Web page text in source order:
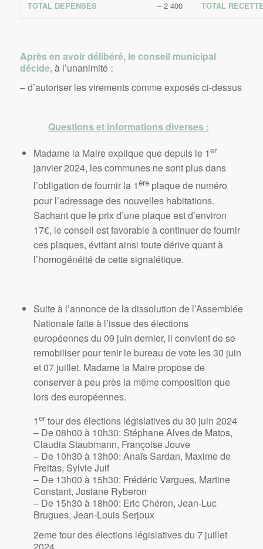
TOTAL DEPENSES – 2 400 TOTAL
Après en avoir délibéré, le conseil municipal
décide,à l’unanimité:
– d’autoriser les virements comme exposés ci-dessus
Questions et informations diverses :
Madame la Maire explique que depuis le 1er
janvier 2024, les communes ne sont plus dans
l’obligation de fournir la 1èreplaque de numéro
pour l’adressage des nouvelles habitations.
Sachant que le prix d’une plaque est d’environ
17€, le conseil est favorable à continuer de fournir
ces plaques, évitant ainsi toute dérive quant à
l’homogénéité de cette signalétique.
Suite à l’annonce de la dissolution de l’Assemblée
Nationale faite à l’issue des élections
européennes du 09 juin dernier, il convient de se
remobiliser pour tenir le bureau de vote les 30 juin
et 07 juillet. Madame la Maire propose de
conserver à peu près la même composition que
lors des européennes.
1ertour des élections législatives du 30 juin 2024
– De 08h00 à 10h30: Stéphane Alves de Matos,
Claudia Staubmann, Françoise Jouve
– De 10h30 à 13h00: Anaïs Sardan, Maxime de
Freitas, Sylvie Juif
– De 13h00 à 15h30: Frédéric Vargues, Martine
Constant, Josiane Ryberon
– De 15h30 à 18h00: Eric Chéron, Jean-Luc
Brugues, Jean-Louis Serjoux
2eme tour des élections législatives du 7 juillet
2024